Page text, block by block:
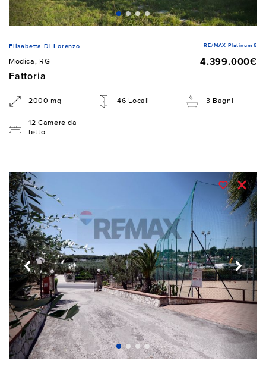
Elisabetta Di Lorenzo RE/MAX Platinum 6
Modica, RG
4.399.000€
Fattoria
2000 mq 46 Locali 3 Bagni
12 Camere da
letto